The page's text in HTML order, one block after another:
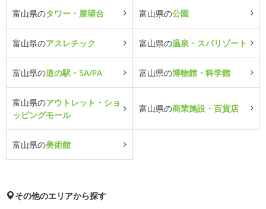
富山県のタワー・展望台 富山県の公園
富山県のアスレチック 富山県の温泉・スパリゾート
富山県の道の駅・SA/PA 富山県の博物館・科学館
富山県のアウトレット・ショ
ッピングモール
富山県の商業施設・百貨店
富山県の美術館
その他のエリアから探す